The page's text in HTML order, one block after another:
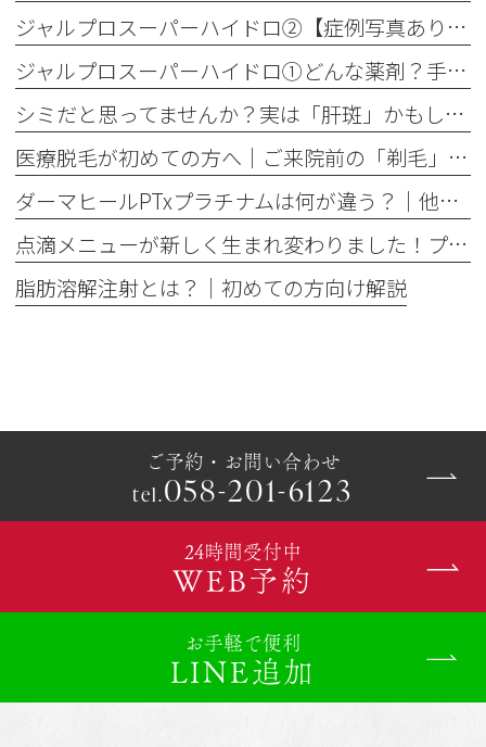
ジャルプロスーパーハイドロ②【症例写真あり】50代女性：ほうれい線・口横たるみ改善【手打ち注射】
ジャルプロスーパーハイドロ①どんな薬剤？手打ちとハイコックスの違いも解説
シミだと思ってませんか？実は「肝斑」かもしれません
医療脱毛が初めての方へ│ご来院前の「剃毛」がとても大切な理由
ダーマヒールPTxプラチナムは何が違う？│他の肌育製剤との違いを解説
点滴メニューが新しく生まれ変わりました！プレミアム美容点滴・プレミアム疲労回復点滴がスタート
脂肪溶解注射とは？｜初めての方向け解説
ご予約・お問い合わせ
tel.058-201-6123
24時間受付中
WEB予約
お手軽で便利
LINE追加